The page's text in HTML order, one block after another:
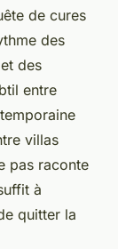
de cures
des
des
entre
villas
pas raconte
à
quitter la